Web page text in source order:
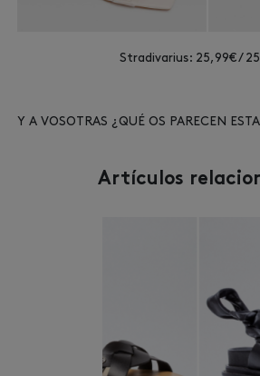
Stradivarius: 25,99€ /
Y A VOSOTRAS ¿QUÉ OS PARECEN
Artículos